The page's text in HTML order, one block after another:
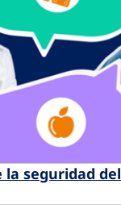
seguridad